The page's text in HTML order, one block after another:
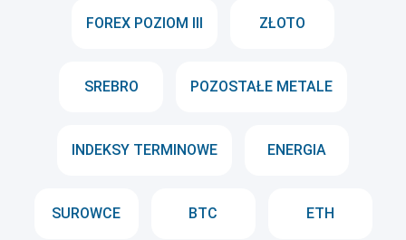
FOREX POZIOM III ZŁOTO
SREBRO POZOSTAŁE METALE
INDEKSY TERMINOWE ENERGIA
SUROWCE BTC ETH